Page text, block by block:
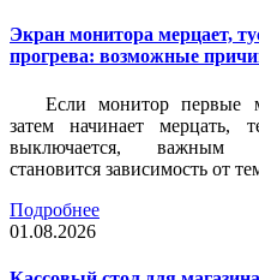
Экран монитора мерцает,
прогрева: возможные
Если монитор первые
затем начинает мерцать,
выключается, важным
становится зависимость от
Подробнее
01.08.2026